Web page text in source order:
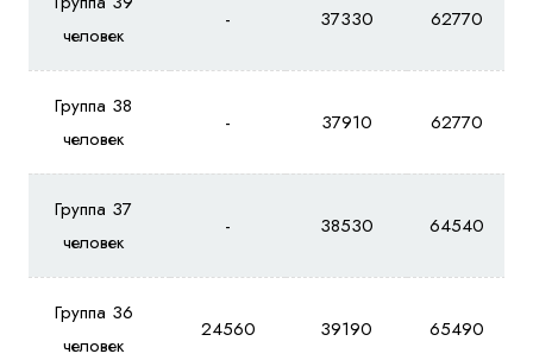
человек
- 37330 62770
Группа 38
человек
- 37910 62770
Группа 37
человек
- 38530 64540
Группа 36
человек
24560 39190 65490